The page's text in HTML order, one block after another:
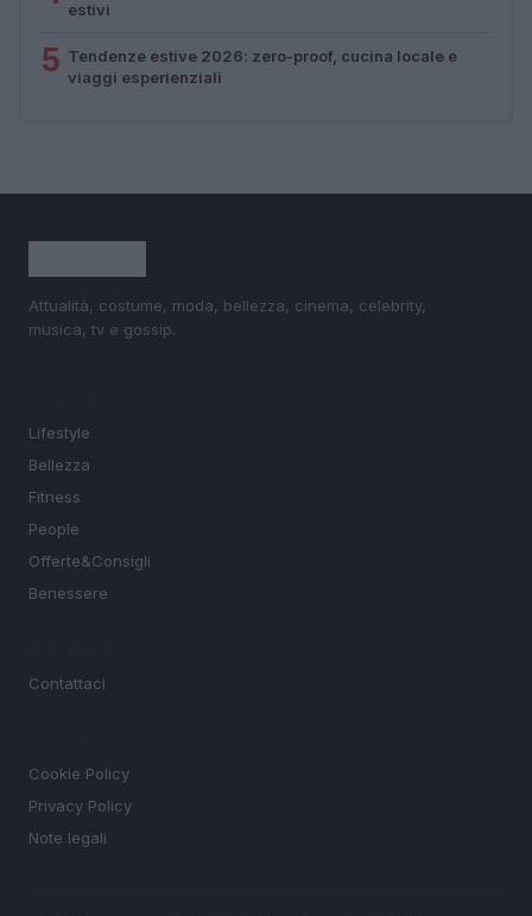
estivi
5 Tendenze estive 2026: zero-proof, cucina locale e
viaggi esperienziali
Attualità, costume, moda, bellezza, cinema, celebrity,
musica, tv e gossip.
Lifestyle
Bellezza
Fitness
People
Offerte&Consigli
Benessere
Contattaci
Cookie Policy
Privacy Policy
Note legali